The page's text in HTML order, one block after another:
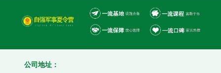
公司地址：